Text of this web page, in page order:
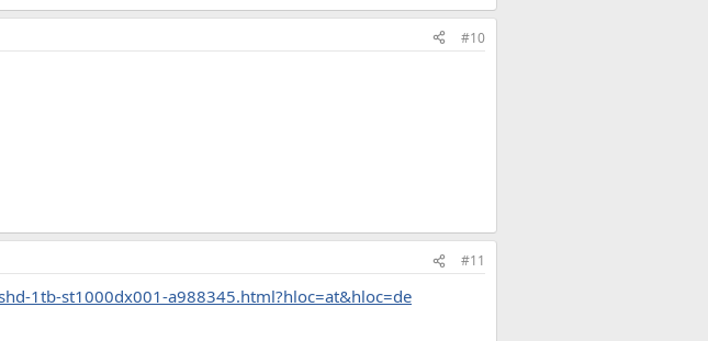
#10
#11
1tb-st1000dx001-a988345.html?hloc=at&hloc=de